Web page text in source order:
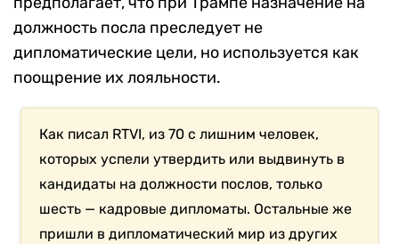
должность посла преследует не
дипломатические цели, но используется как
поощрение их лояльности.
Как писал RTVI, из 70 с лишним человек,
которых успели утвердить или выдвинуть в
кандидаты на должности послов, только
шесть — кадровые дипломаты. Остальные же
пришли в дипломатический мир из других